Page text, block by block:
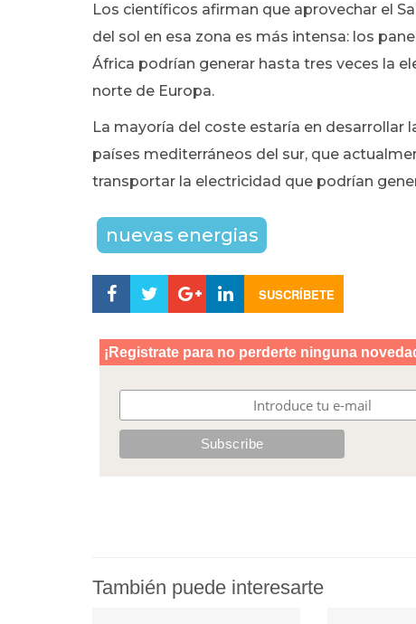
Los científicos afirman que aprovechar el
del sol en esa zona es más intensa: los
África podrían generar hasta tres veces la
norte de Europa.
La mayoría del coste estaría en desarrollar
países mediterráneos del sur, que
transportar la electricidad que podrían
nuevas energias
SUSCRÍBETE
También puede interesarte